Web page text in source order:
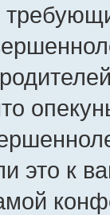
это к